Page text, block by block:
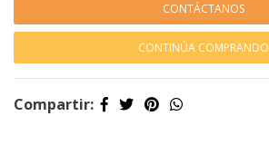
CONTÁCTANOS
CONTINÚA COMPRANDO
Compartir: